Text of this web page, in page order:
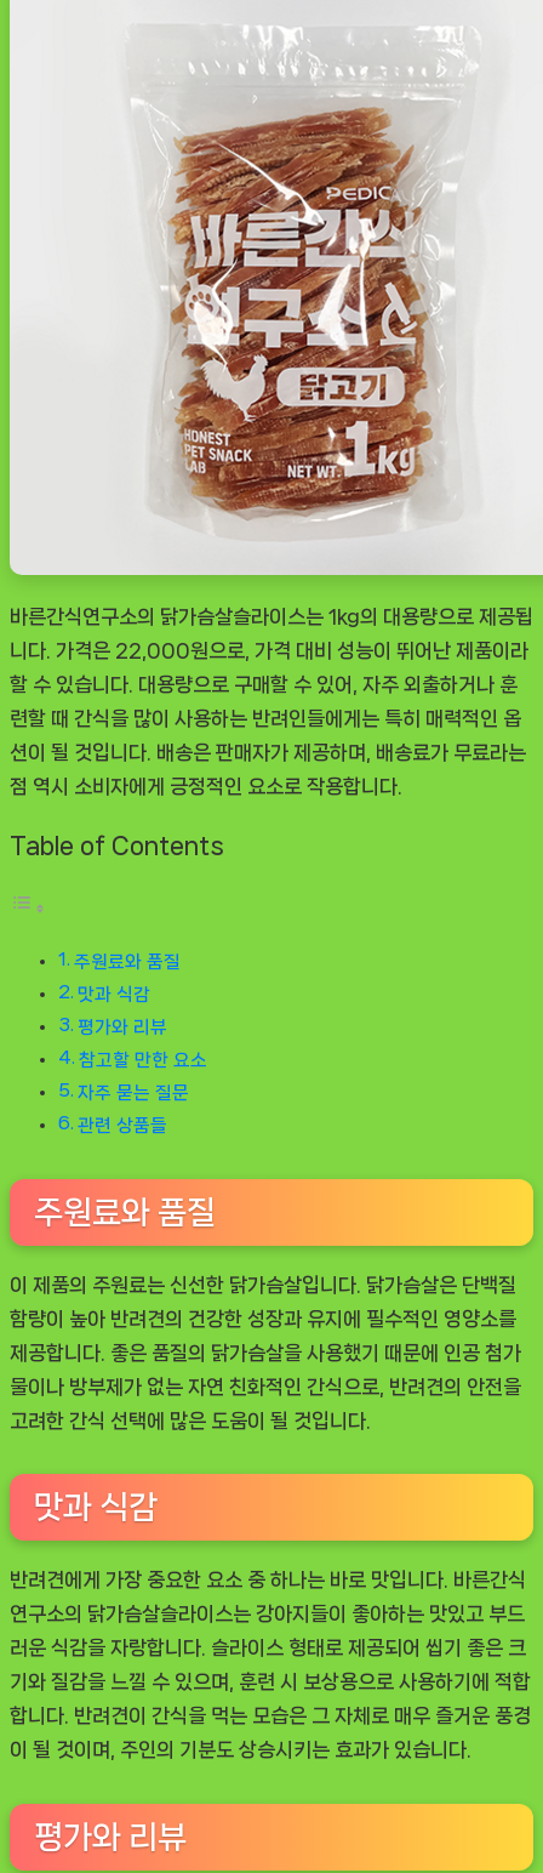
간
리
뷰
[DOGNOW
ㅣ
추
천
상
품]
바른간식연구소의 닭가슴살슬라이스는 1kg의 대용량으로 제공됩
니다. 가격은 22,000원으로, 가격 대비 성능이 뛰어난 제품이라
할 수 있습니다. 대용량으로 구매할 수 있어, 자주 외출하거나 훈
련할 때 간식을 많이 사용하는 반려인들에게는 특히 매력적인 옵
션이 될 것입니다. 배송은 판매자가 제공하며, 배송료가 무료라는
점 역시 소비자에게 긍정적인 요소로 작용합니다.
Table of Contents
주원료와 품질
맛과 식감
평가와 리뷰
참고할 만한 요소
자주 묻는 질문
관련 상품들
주원료와 품질
이 제품의 주원료는 신선한 닭가슴살입니다. 닭가슴살은 단백질
함량이 높아 반려견의 건강한 성장과 유지에 필수적인 영양소를
제공합니다. 좋은 품질의 닭가슴살을 사용했기 때문에 인공 첨가
물이나 방부제가 없는 자연 친화적인 간식으로, 반려견의 안전을
고려한 간식 선택에 많은 도움이 될 것입니다.
맛과 식감
반려견에게 가장 중요한 요소 중 하나는 바로 맛입니다. 바른간식
연구소의 닭가슴살슬라이스는 강아지들이 좋아하는 맛있고 부드
러운 식감을 자랑합니다. 슬라이스 형태로 제공되어 씹기 좋은 크
기와 질감을 느낄 수 있으며, 훈련 시 보상용으로 사용하기에 적합
합니다. 반려견이 간식을 먹는 모습은 그 자체로 매우 즐거운 풍경
이 될 것이며, 주인의 기분도 상승시키는 효과가 있습니다.
평가와 리뷰